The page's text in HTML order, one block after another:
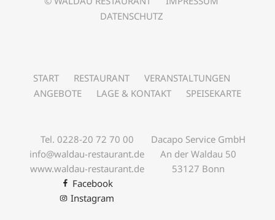
DATENSCHUTZ
START RESTAURANT
VERANSTALTUNGEN
ANGEBOTE
LAGE & KONTAKT SPEISEKARTE
Tel. 0228-20 72 70 00
info@waldau-restaurant.de
www.waldau-restaurant.de
Facebook
Instagram
Dacapo Service GmbH
An der Waldau 50
53127 Bonn